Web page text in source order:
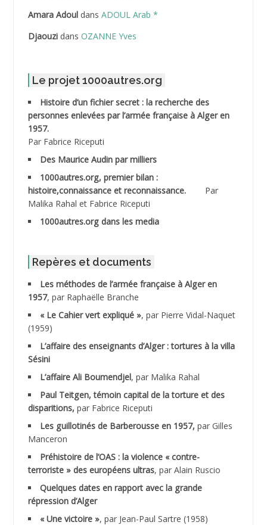
ABDELLI Mohamed
ABDELLI Mohamed *
ABDELMOUMENE Ahmed
ABDESMED Mohamed ben Kaddour
ABDESSELAMI Kouider
ABDESSLEM Ahmed dit le Coiffeur
ABDOUDOU
ABID Mohamed
ABNOUN Salah
ACHACHE M.*
ACHLAF Ali
ADALMI
ADANE Ramdane *
ADDAD
ADDALA Boualem*
Amara Adouldans ADOUL Arab *
Djaouzidans OZANNE Yves
Le projet 1000autres.org
Histoire d’un fichier secret : la recherche des
personnes enlevées par l’armée française à Alger en
1957.
Par Fabrice Riceputi
Des Maurice Audin par milliers
1000autres.org, premier bilan :
histoire,connaissance et reconnaissance.
Par
Malika Rahal et Fabrice Riceputi
1000autres.org dans les media
Repères et documents
Les méthodes de l’armée française à Alger en
1957, par Raphaëlle Branche
« Le Cahier vert expliqué », par Pierre Vidal-Naquet
(1959)
L’affaire des enseignants d’Alger : tortures à la villa
Sésini
L’affaire Ali Boumendjel, par Malika Rahal
Paul Teitgen, témoin capital de la torture et des
disparitions, par Fabrice Riceputi
Les guillotinés de Barberousse en 1957, par Gilles
Manceron
Préhistoire de l’OAS : la violence « contre-
terroriste » des européens ultras, par Alain Ruscio
Quelques dates en rapport avec la grande
répression d’Alger
« Une victoire », par Jean-Paul Sartre (1958)